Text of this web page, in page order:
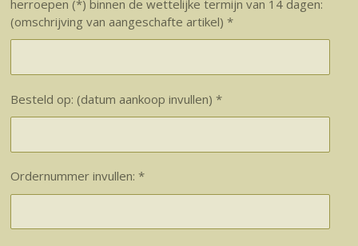
herroepen (*) binnen de wettelijke termijn van 14 dagen:
(omschrijving van aangeschafte artikel) *
Besteld op: (datum aankoop invullen) *
Ordernummer invullen: *